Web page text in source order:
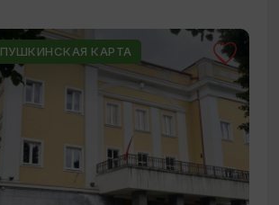
ПУШКИНСКАЯ КАРТА